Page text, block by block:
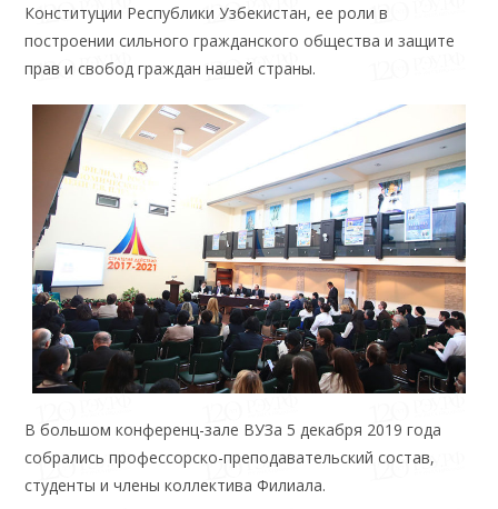
Конституции Республики Узбекистан, ее роли в
построении сильного гражданского общества и защите
прав и свобод граждан нашей страны.
В большом конференц-зале ВУЗа 5 декабря 2019 года
собрались профессорско-преподавательский состав,
студенты и члены коллектива Филиала.